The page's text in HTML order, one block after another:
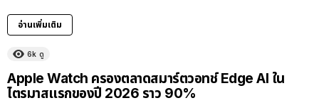
อ่านเพิ่มเติม
6k ดู
Apple Watch ครองตลาดสมาร์ตวอทช์ Edge AI ใน
ไตรมาสแรกของปี 2026 ราว 90%